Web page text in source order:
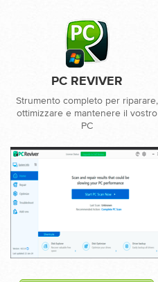
PC REVIVER
Strumento completo per riparare,
ottimizzare e mantenere il vostro
PC